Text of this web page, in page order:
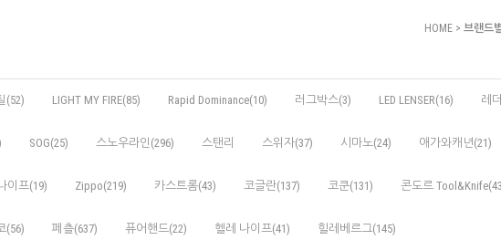
HOME > 브랜드
(52) LIGHT MY FIRE(85) Rapid Dominance(10) 러그박스(3) LED LENSER(16) 레
SOG(25) 스노우라인(296) 스탠리 스위자(37) 시마노(24) 애가와캐년(21)
이프(19) Zippo(219) 카스트롬(43) 코글란(137) 코쿤(131) 콘도르
(56) 페츨(637) 퓨어핸드(22) 헬레 나이프(41) 힐레베르그(145)